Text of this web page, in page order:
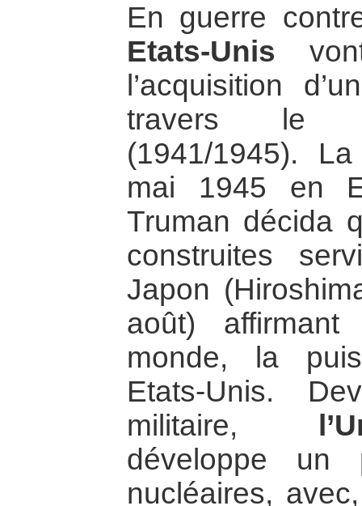
En guerre
Etats-Unis
l’acquisition
travers le
(1941/1945).
mai 1945 en
Truman décida
construites
Japon
août)
monde, la
Etats-Unis.
militaire,
développe un
nucléaires,